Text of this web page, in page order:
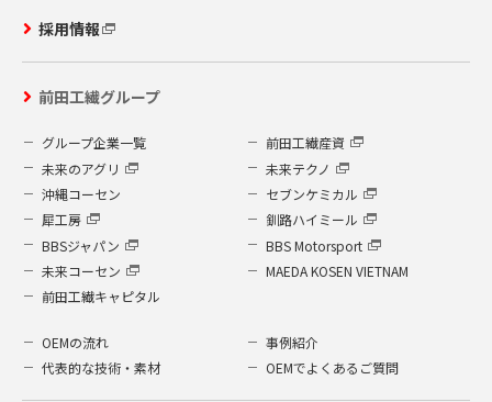
採用情報
前田工繊グループ
グループ企業一覧
前田工繊産資
未来のアグリ
未来テクノ
沖縄コーセン
セブンケミカル
犀工房
釧路ハイミール
BBSジャパン
BBS Motorsport
未来コーセン
MAEDA KOSEN VIETNAM
前田工繊キャピタル
OEMの流れ
事例紹介
代表的な技術・素材
OEMでよくあるご質問